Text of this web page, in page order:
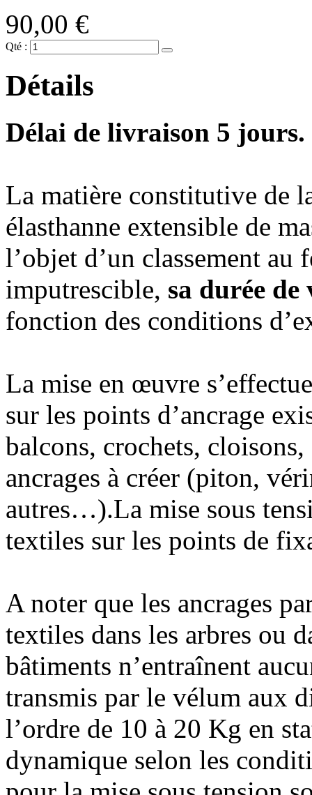
90,00 €
Qté :
Détails
Délai de livraison 5 jours.
La matière constitutive de
élasthanne extensible de
l’objet d’un classement
imputrescible, sa durée de
fonction des conditions
La mise en œuvre
sur les points d’ancrage
balcons, crochets,
ancrages à créer (piton,
autres…).La mise sous
textiles sur les points de
A noter que les ancrages
textiles dans les arbres ou
bâtiments n’entraînent
transmis par le vélum aux
l’ordre de 10 à 20 Kg en
dynamique selon les